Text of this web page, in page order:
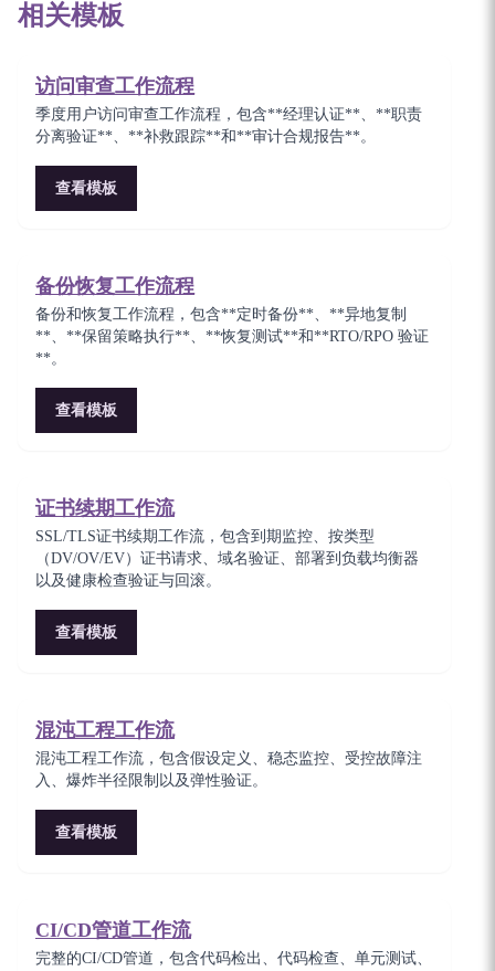
相关模板
访问审查工作流程
季度用户访问审查工作流程，包含**经理认证**、**职责
分离验证**、**补救跟踪**和**审计合规报告**。
查看模板
备份恢复工作流程
备份和恢复工作流程，包含**定时备份**、**异地复制
**、**保留策略执行**、**恢复测试**和**RTO/RPO 验证
**。
查看模板
证书续期工作流
SSL/TLS证书续期工作流，包含到期监控、按类型
（DV/OV/EV）证书请求、域名验证、部署到负载均衡器
以及健康检查验证与回滚。
查看模板
混沌工程工作流
混沌工程工作流，包含假设定义、稳态监控、受控故障注
入、爆炸半径限制以及弹性验证。
查看模板
CI/CD管道工作流
完整的CI/CD管道，包含代码检出、代码检查、单元测试、